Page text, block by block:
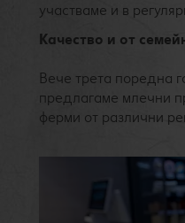
участваме и в
Качество и от
Вече трета поредна
предлагаме млечни
ферми от различни